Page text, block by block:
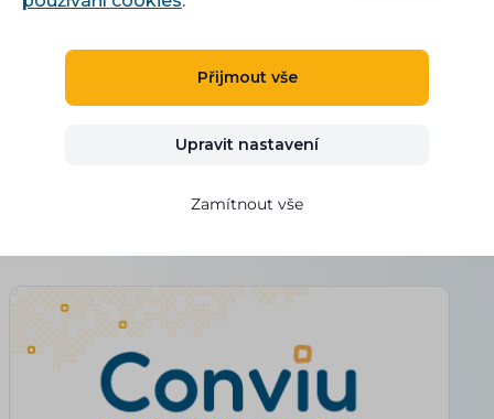
Co se nového za únor v
Conviu?
Denisa Pilařová
Přijmout vše
Upravit nastavení
Zamítnout vše